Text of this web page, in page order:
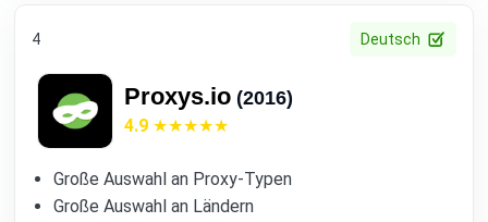
4 Deutsch
Proxys.io (2016)
4.9
Große Auswahl an Proxy-Typen
Große Auswahl an Ländern